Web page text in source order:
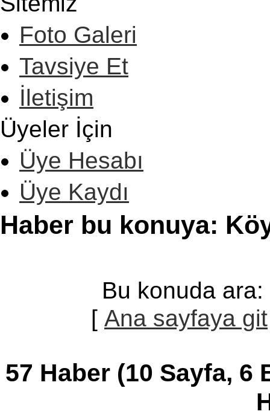
Foto Galeri
Tavsiye Et
İletişim
Üyeler İçin
Üye Hesabı
Üye Kaydı
Haber bu konuya:
Bu konuda ara:
[ Ana sayfaya git
57 Haber (10 Sayfa,